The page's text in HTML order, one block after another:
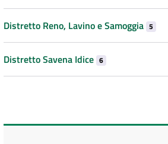
Distretto Reno, Lavino e Samoggia 5
Distretto Savena Idice 6